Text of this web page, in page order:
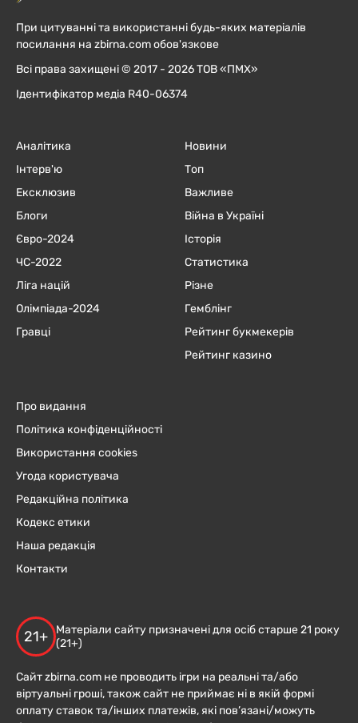
При цитуванні та використанні будь-яких матеріалів
посилання на zbirna.com обов'язкове
Всі права захищені © 2017 - 2026 ТОВ «ПМХ»
Ідентифікатор медіа R40-06374
Аналітика
Інтерв'ю
Ексклюзив
Блоги
Євро-2024
ЧC-2022
Ліга націй
Олімпіада-2024
Гравці
Новини
Топ
Важливе
Війна в Україні
Історія
Статистика
Різне
Гемблінг
Рейтинг букмекерів
Рейтинг казино
Про видання
Політика конфіденційності
Використання cookies
Угода користувача
Редакційна політика
Кодекс етики
Наша редакція
Контакти
21+
Матеріали сайту призначені для осіб старше 21 року
(21+)
Сайт zbirna.com не проводить ігри на реальні та/або
віртуальні гроші, також сайт не приймає ні в якій формі
оплату ставок та/інших платежів, які пов’язані/можуть